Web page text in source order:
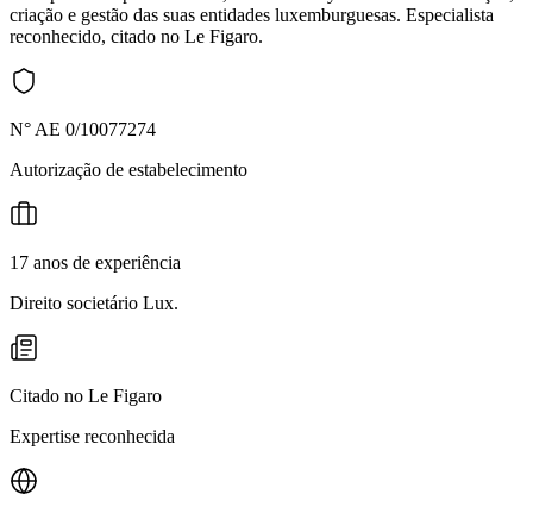
criação e gestão das suas entidades luxemburguesas. Especialista
reconhecido, citado no Le Figaro.
N° AE 0/10077274
Autorização de estabelecimento
17 anos de experiência
Direito societário Lux.
Citado no Le Figaro
Expertise reconhecida